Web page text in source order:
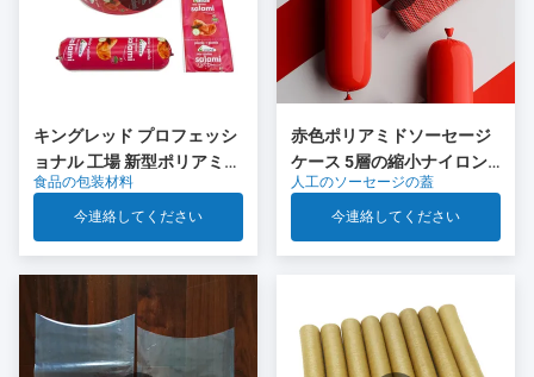
キングレッド プロフェッシ
ョナル 工場 新型ポリアミド
ソーセージ キャッシング 食
品グレードのプラスチック
OEM
食品の包装材料
今連絡してください
赤色ポリアミドソーセージ
ケース 5層の縮小ナイロン
ケース Co 排出 肉ソーセー
ジパッケージ
人工のソーセージの蓋
今連絡してください